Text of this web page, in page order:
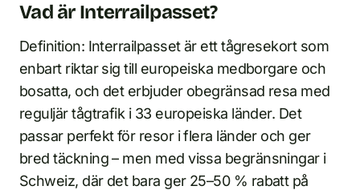
Vad är Interrailpasset?
Definition: Interrailpasset är ett tågresekort som
enbart riktar sig till europeiska medborgare och
bosatta, och det erbjuder obegränsad resa med
reguljär tågtrafik i 33 europeiska länder. Det
passar perfekt för resor i flera länder och ger
bred täckning – men med vissa begränsningar i
Schweiz, där det bara ger 25–50 % rabatt på